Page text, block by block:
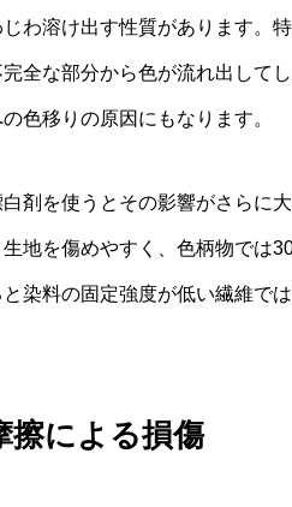
わ溶け出す性質があります。
全な部分から色が流れ出して
色移りの原因にもなります。
剤を使うとその影響がさらに
地を傷めやすく、色柄物では
染料の固定強度が低い繊維で
擦による損傷